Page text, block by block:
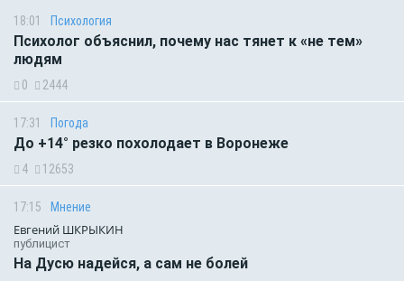
18:01 Психология
Психолог объяснил, почему нас тянет к «не тем»
людям
0 2444
17:31 Погода
До +14° резко похолодает в Воронеже
4 12653
17:15 Мнение
Евгений ШКРЫКИН
публицист
На Дусю надейся, а сам не болей